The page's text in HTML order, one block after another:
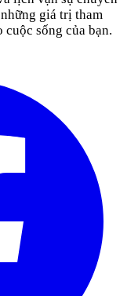
giá trị tham
sống của bạn.